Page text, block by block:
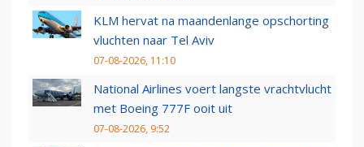
KLM hervat na maandenlange opschorting
vluchten naar Tel Aviv
07-08-2026, 11:10
National Airlines voert langste vrachtvlucht
met Boeing 777F ooit uit
07-08-2026, 9:52